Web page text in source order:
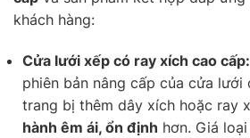
khách hàng:
Cửa lưới xếp có ray xích cao cấp:
phiên bản nâng cấp của cửa lưới
trang bị thêm dây xích hoặc ray
hành êm ái, ổn định hơn. Giá